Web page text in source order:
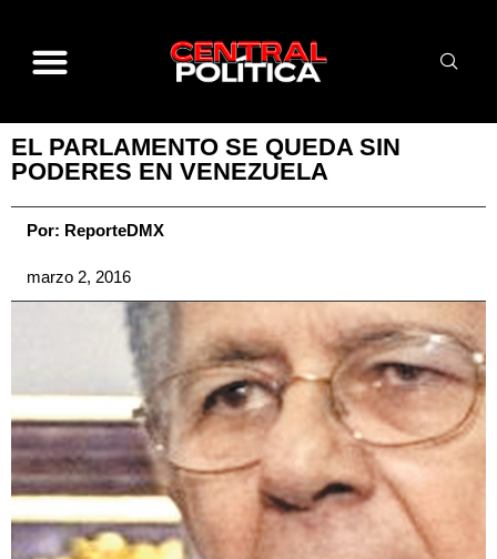
EL PARLAMENTO SE QUEDA SIN
PODERES EN VENEZUELA
Por: ReporteDMX
marzo 2, 2016